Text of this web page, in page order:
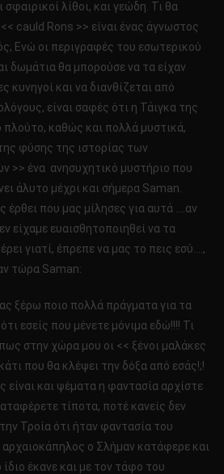
σφαιρικοί λίθοι, και γεώδη. Τι θα
cauld Rons >> είναι ένας άγνωστος
Ενώ οι περιγραφές του εσωτερικού
δωμάτια θα μπορούσε να τα είχαν
κυνηγοί και να διανθίζεται από
είναι σαφές ότι η Τάιγκα της
πλούτο, καθώς και πολλά μυστικά,
φύσης της ιστορίας των
>> ένα ανησυχητικό μυστήριο που
άλυτο μέχρι και σήμερα Saman.
έρθει που μας μίλησες για αυτά ….αν
είχαμε ευαισθητοποιηθεί να τα
γιατί, έπρεπε να μας το πεις εσύ….,
τώρα Saman:
ξέρω ποιο πολλά πράγματα για τα
εσείς που μένετε μόνιμα εδώ!!!! Τι
στην χώρα μου οι << ξένοι μαλάκες
που θα κλέψει την δόξα από εσάς!;!
είναι και ψέματα η φαντασία αρχίστε
τίποτα, ποτέ κανείς δεν
την Τροία ότι ήταν φαντασία του
ο Σλήμαν κατάφερε και
έκανε και με τον τάφο του